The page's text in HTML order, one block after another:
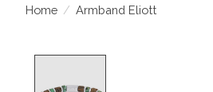
Home / Armband Eliott